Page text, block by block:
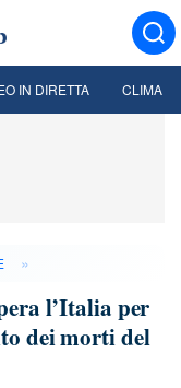
IN DIRETTA CLIMA
»
l’Italia per
dei morti del